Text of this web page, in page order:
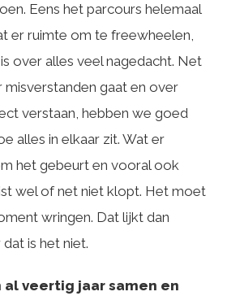
Eens het parcours helemaal
er ruimte om te freewheelen,
over alles veel nagedacht. Net
gaat en over
verstaan, hebben we goed
alles in elkaar zit. Wat er
het gebeurt en vooral ook
wel of net niet klopt. Het moet
wringen. Dat lijkt dan
is het niet.
veertig jaar samen en